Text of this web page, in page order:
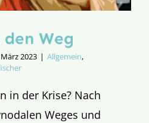
den Weg
2023 | Allgemein,
in der Krise? Nach
Weges und